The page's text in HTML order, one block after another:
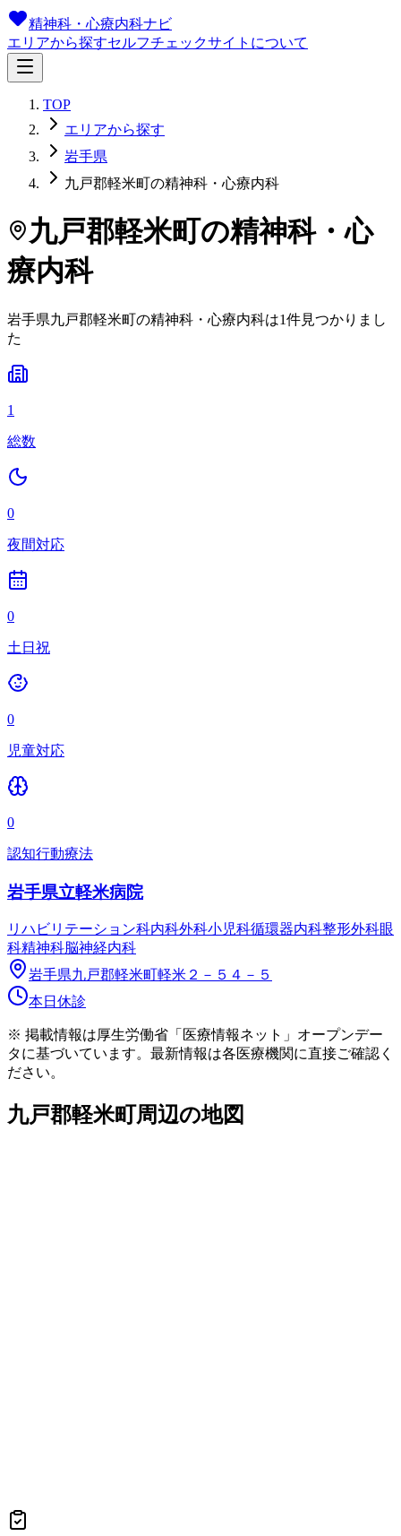
精神科・心療内科ナビ
エリアから探すセルフチェックサイトについて
TOP
エリアから探す
岩手県
九戸郡軽米町の精神科・心療内科
九戸郡軽米町の精神科・心
療内科
岩手県九戸郡軽米町の精神科・心療内科は1件見つかりまし
た
1
総数
0
夜間対応
0
土日祝
0
児童対応
0
認知行動療法
岩手県立軽米病院
リハビリテーション科内科外科小児科循環器内科整形外科眼
科精神科脳神経内科
岩手県九戸郡軽米町軽米２－５４－５
本日休診
※ 掲載情報は厚生労働省「医療情報ネット」オープンデー
タに基づいています。最新情報は各医療機関に直接ご確認く
ださい。
九戸郡軽米町 周辺の地図